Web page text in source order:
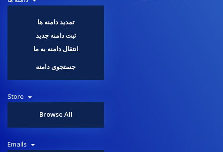
تمدید دامنه ها
ثبت دامنه جدید
انتقال دامنه به ما
جستجوی دامنه
Store
Browse All
Emails